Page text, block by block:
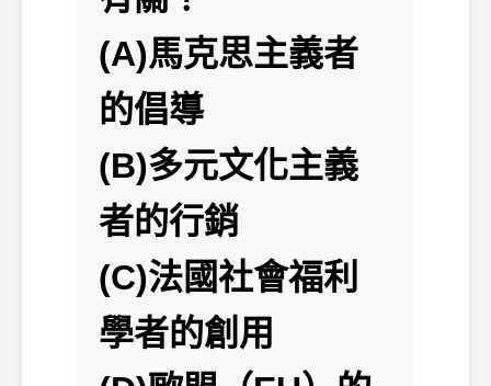
(A)馬克思主義者
的倡導
(B)多元文化主義
者的行銷
(C)法國社會福利
學者的創用